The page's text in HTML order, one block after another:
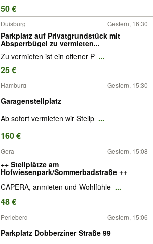
50 €
Duisburg Gestern, 16:30
Parkplatz auf Privatgrundstück mit
Absperrbügel zu vermieten...
Zu vermieten ist ein offener P ...
25 €
Hamburg Gestern, 15:30
Garagenstellplatz
Ab sofort vermieten wir Stellp ...
160 €
Gera Gestern, 15:08
++ Stellplätze am
Hofwiesenpark/Sommerbadstraße ++
CAPERA, anmieten und Wohlfühle ...
48 €
Perleberg Gestern, 15:06
Parkplatz Dobberziner Straße 99